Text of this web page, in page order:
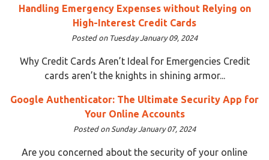
Handling Emergency Expenses without Relying on
High-Interest Credit Cards
Posted on Tuesday January 09, 2024
Why Credit Cards Aren’t Ideal for Emergencies Credit
cards aren’t the knights in shining armor...
Google Authenticator: The Ultimate Security App for
Your Online Accounts
Posted on Sunday January 07, 2024
Are you concerned about the security of your online